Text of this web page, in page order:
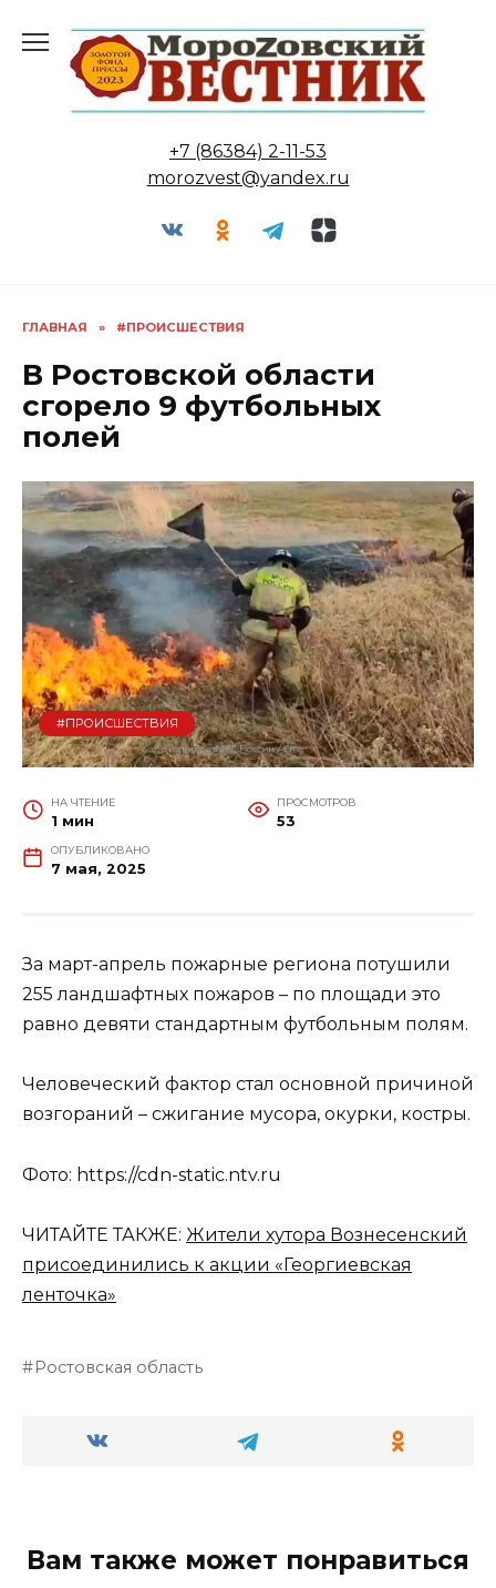
содержанию
+7 (86384) 2-11-53
morozvest@yandex.ru
ГЛАВНАЯ » #ПРОИСШЕСТВИЯ
В Ростовской области
сгорело 9 футбольных
полей
#ПРОИСШЕСТВИЯ
НА ЧТЕНИЕ
1 мин
ПРОСМОТРОВ
53
ОПУБЛИКОВАНО
7 мая, 2025
За март-апрель пожарные региона потушили
255 ландшафтных пожаров – по площади это
равно девяти стандартным футбольным полям.
Человеческий фактор стал основной причиной
возгораний – сжигание мусора, окурки, костры.
Фото: https://cdn-static.ntv.ru
ЧИТАЙТЕ ТАКЖЕ: Жители хутора Вознесенский
присоединились к акции «Георгиевская
ленточка»
Ростовская область
Вам также может понравиться